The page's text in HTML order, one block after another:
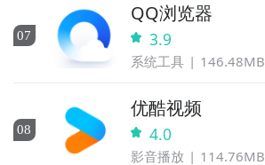
07
QQ浏览器
3.9
系统工具 146.48MB
08
优酷视频
4.0
影音播放 114.76MB